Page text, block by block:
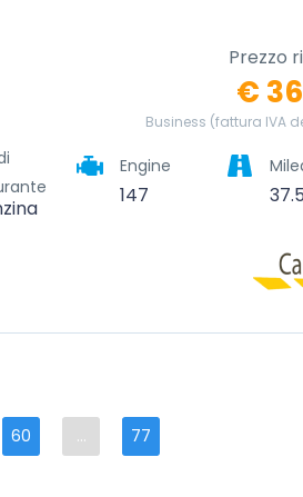
Prezzo
€
Business (fattura IVA
Engine
147
60 ... 77